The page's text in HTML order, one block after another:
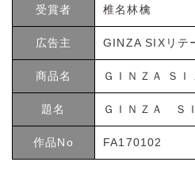
受賞者 椎名林檎
広告主 GINZA SIXリテ
商品名 ＧＩＮＺＡ ＳＩ
題名 ＧＩＮＺＡ Ｓ
作品No FA170102